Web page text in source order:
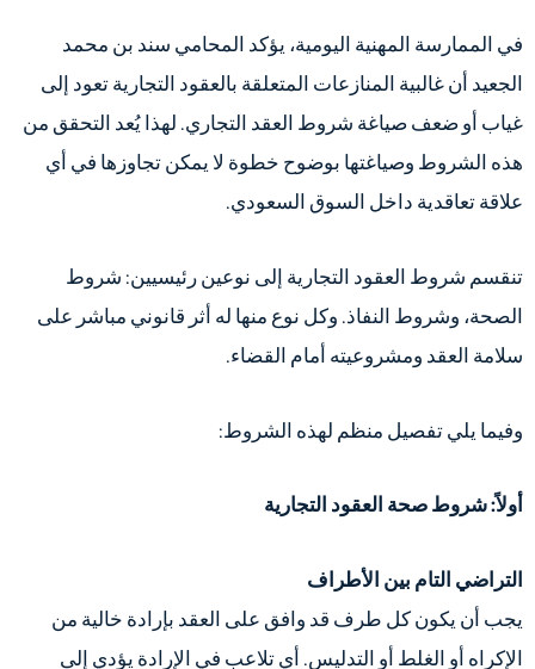
في الممارسة المهنية اليومية، يؤكد المحامي سند بن محمد
الجعيد أن غالبية المنازعات المتعلقة بالعقود التجارية تعود إلى
غياب أو ضعف صياغة شروط العقد التجاري. لهذا يُعد التحقق من
هذه الشروط وصياغتها بوضوح خطوة لا يمكن تجاوزها في أي
علاقة تعاقدية داخل السوق السعودي.
تنقسم شروط العقود التجارية إلى نوعين رئيسيين: شروط
الصحة، وشروط النفاذ. وكل نوع منها له أثر قانوني مباشر على
سلامة العقد ومشروعيته أمام القضاء.
وفيما يلي تفصيل منظم لهذه الشروط:
أولاً: شروط صحة العقود التجارية
التراضي التام بين الأطراف
يجب أن يكون كل طرف قد وافق على العقد بإرادة خالية من
الإكراه أو الغلط أو التدليس. أي تلاعب في الإرادة يؤدي إلى